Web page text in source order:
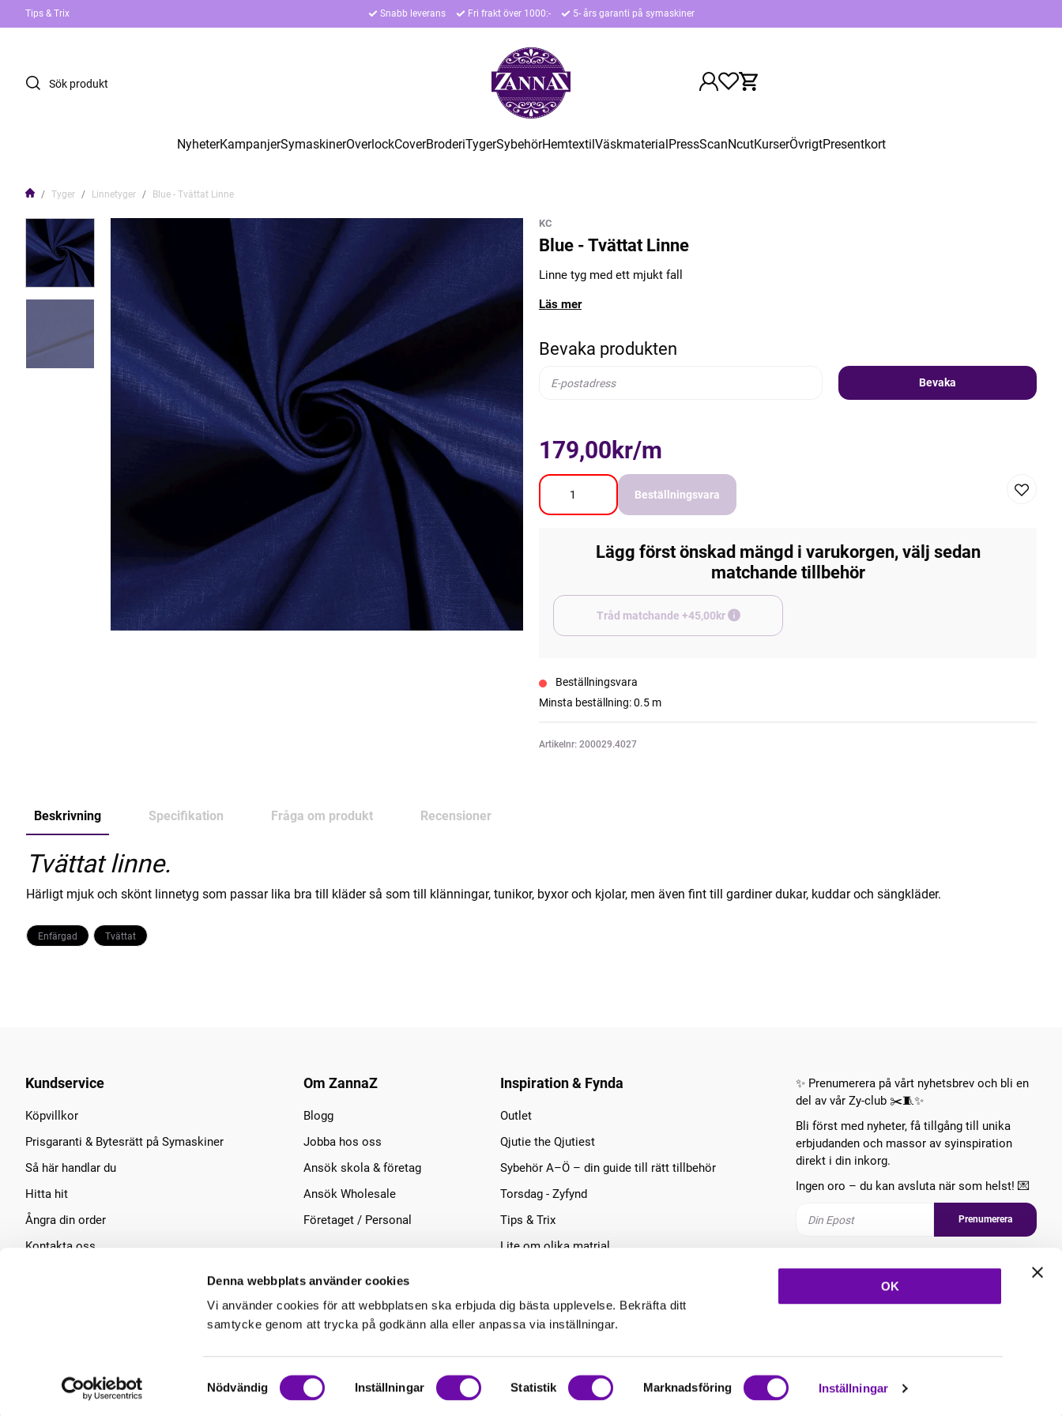
Denna webbplats använder cookies
Vi använder cookies för att webbplatsen ska erbjuda dig bästa upplevelse. Bekräfta ditt
samtycke genom att trycka på godkänn alla eller anpassa via inställningar.
Samtyckesval
Nödvändig Inställningar Statistik Marknadsföring Inställningar
OK
Tips & Trix Snabb leverans Fri frakt över 1000:- 5- års garanti på symaskiner
NyheterKampanjerSymaskinerOverlockCoverBroderiTygerSybehörHemtextilVäskmaterialPressScanNcutKurserÖvrigtPresentkort
Tyger Linnetyger Blue - Tvättat Linne
KC
Blue - Tvättat Linne
Linne tyg med ett mjukt fall
Läs mer
Bevaka produkten
Bevaka
179,00kr/m
Beställningsvara
Lägg först önskad mängd i varukorgen, välj sedan
matchande tillbehör
Tråd matchande +45,00kr
Beställningsvara
Minsta beställning: 0.5 m
Artikelnr: 200029.4027
Beskrivning Specifikation Fråga om produkt Recensioner
Tvättat linne.
Härligt mjuk och skönt linnetyg som passar lika bra till kläder så som till klänningar, tunikor, byxor och kjolar, men även fint till gardiner dukar, kuddar och sängkläder.
Enfärgad Tvättat
Kundservice
Köpvillkor
Prisgaranti & Bytesrätt på Symaskiner
Så här handlar du
Hitta hit
Ångra din order
Kontakta oss
Om ZannaZ
Blogg
Jobba hos oss
Ansök skola & företag
Ansök Wholesale
Företaget / Personal
Inspiration & Fynda
Outlet
Qjutie the Qjutiest
Sybehör A–Ö – din guide till rätt tillbehör
Torsdag - Zyfynd
Tips & Trix
Lite om olika matrial
✨ Prenumerera på vårt nyhetsbrev och bli en
del av vår Zy-club ✂️🧵✨
Bli först med nyheter, få tillgång till unika
erbjudanden och massor av syinspiration
direkt i din inkorg.
Ingen oro – du kan avsluta när som helst! 💌
Prenumerera
. Copyright © 2026 ZannaZ Skapad med